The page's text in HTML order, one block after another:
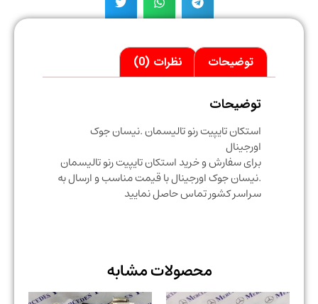
توضیحات نظرات (0)
توضیحات
استکان تایپیت رنو تالیسمان .نیسان جوک
اورجینال
برای سفارش و خرید استکان تایپیت رنو تالیسمان
.نیسان جوک اورجینال با قیمت مناسب و ارسال به
سراسر کشور تماس حاصل نمایید
محصولات مشابه